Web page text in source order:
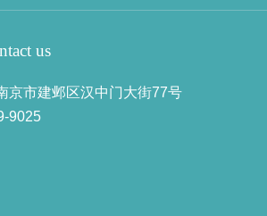
us
京市建邺区汉中门大街77号
9025